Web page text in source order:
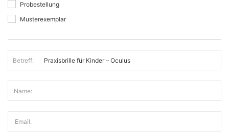
Probestellung
Musterexemplar
Betreff:
Name:
Email: